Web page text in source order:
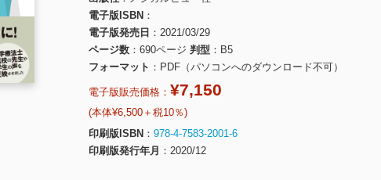
電子版ISBN
電子版発売日
2021/03/29
ページ数
690ページ 判型
B5
フォーマット
PDF（パソコンへのダウンロード不可）
電子版販売価格： ¥7,150
(本体¥6,500＋税10％)
印刷版ISBN
978-4-7583-2001-6
印刷版発行年月
2020/12